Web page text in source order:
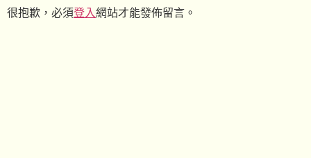
很抱歉，必須登入網站才能發佈留言。